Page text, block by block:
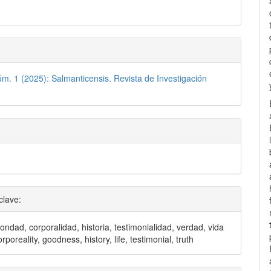
1 (2025): Salmanticensis. Revista de Investigación
corporalidad, historia, testimonialidad, verdad, vida
goodness, history, life, testimonial, truth